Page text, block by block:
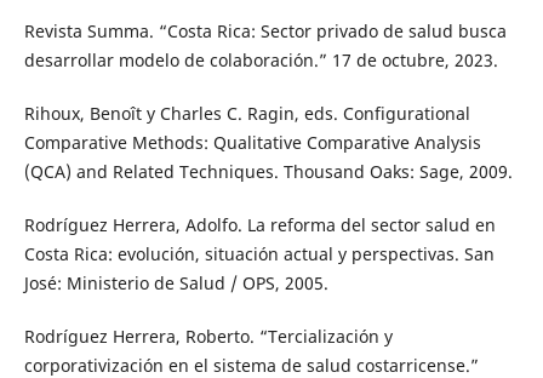
Revista Summa. “Costa Rica: Sector privado de salud busca
desarrollar modelo de colaboración.” 17 de octubre, 2023.
Rihoux, Benoît y Charles C. Ragin, eds. Configurational
Comparative Methods: Qualitative Comparative Analysis
(QCA) and Related Techniques. Thousand Oaks: Sage, 2009.
Rodríguez Herrera, Adolfo. La reforma del sector salud en
Costa Rica: evolución, situación actual y perspectivas. San
José: Ministerio de Salud / OPS, 2005.
Rodríguez Herrera, Roberto. “Tercialización y
corporativización en el sistema de salud costarricense.”